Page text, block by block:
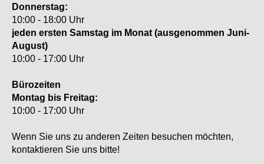
Donnerstag:
10:00 - 18:00 Uhr
jeden ersten Samstag im Monat (ausgenommen Juni-
August)
10:00 - 17:00 Uhr
Bürozeiten
Montag bis Freitag:
10:00 - 17:00 Uhr
Wenn Sie uns zu anderen Zeiten besuchen möchten,
kontaktieren Sie uns bitte!